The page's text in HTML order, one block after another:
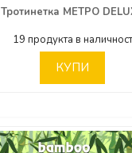
Тротинетка МЕТРО
19 продукта в наличност
КУПИ